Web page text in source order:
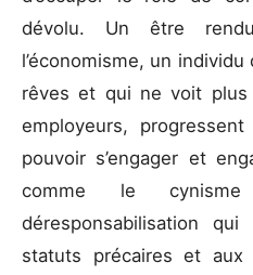
dévolu. Un être
l’économisme, un individu
rêves et qui ne voit
employeurs,
pouvoir s’engager et
comme le
déresponsabilisation
statuts précaires et aux